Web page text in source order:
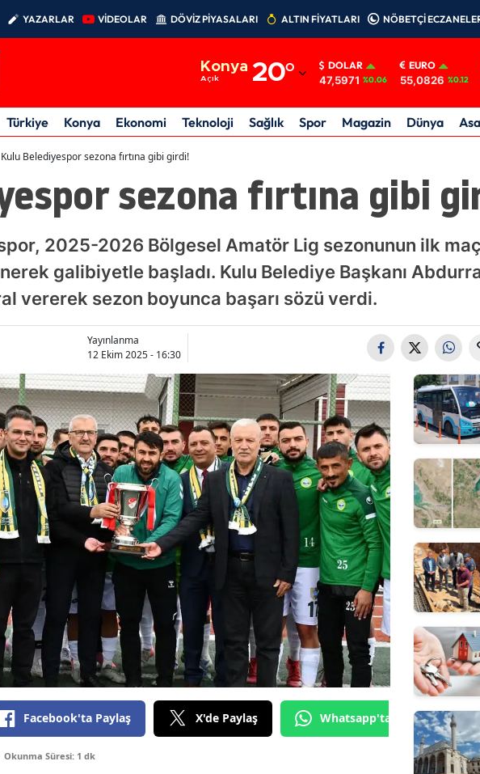
YAZARLAR VİDEOLAR DÖVİZ PİYASALARI ALTIN FİYATLARI NÖBETÇİ
Konya
Açık 20°
Adıyaman
Afyonkarahisar
Amasya
Ankara
Antalya
Artvin
Bilecik
Bingöl
Bitlis
Bolu
Burdur
Bursa
Çankırı
Çorum
Denizli
Diyarbakır
DOLAR
47,5971 %0.06
EURO
55,0826 %0.12
Türkiye Konya Ekonomi Teknoloji Sağlık Spor Magazin Dünya
Kulu Belediyespor sezona fırtına gibi girdi!
sezona fırtına gibi
2025-2026 Bölgesel Amatör Lig sezonunun ilk
galibiyetle başladı. Kulu Belediye Başkanı
vererek sezon boyunca başarı sözü verdi.
Yayınlanma
12 Ekim 2025 - 16:30
Facebook'ta Paylaş X'de Paylaş Whatsapp'tan Gönder
Okunma Süresi: 1 dk